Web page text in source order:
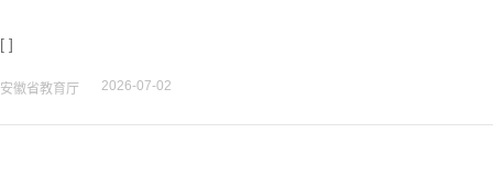
[ ]
安徽省教育厅 2026-07-02